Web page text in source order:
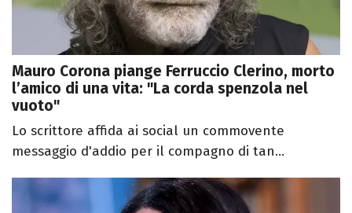
Mauro Corona piange Ferruccio Clerino, morto
l’amico di una vita: "La corda spenzola nel
vuoto"
Lo scrittore affida ai social un commovente
messaggio d'addio per il compagno di tan...